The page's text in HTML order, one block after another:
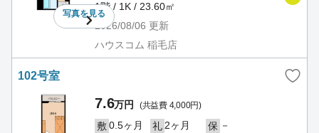
写真を見る
1階 / 1K / 23.60㎡
2026/08/06 更新
ハウスコム 稲毛店
102号室
7.6万円 (共益費 4,000円)
敷0.5ヶ月 礼 2ヶ月 保 －